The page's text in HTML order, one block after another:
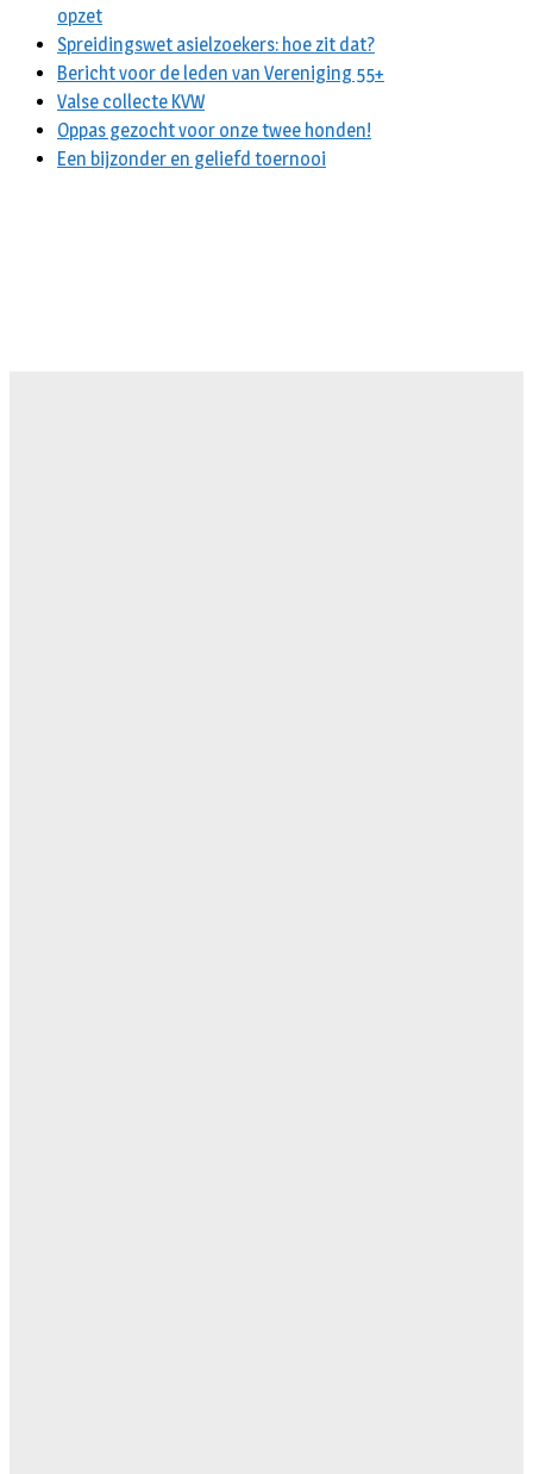
opzet
Spreidingswet asielzoekers: hoe zit dat?
Bericht voor de leden van Vereniging 55+
Valse collecte KVW
Oppas gezocht voor onze twee honden!
Een bijzonder en geliefd toernooi